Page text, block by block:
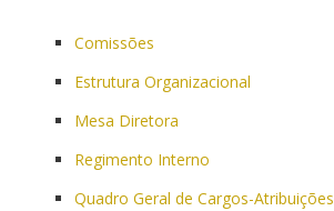
Comissões
Estrutura Organizacional
Mesa Diretora
Regimento Interno
Quadro Geral de Cargos-Atribuições